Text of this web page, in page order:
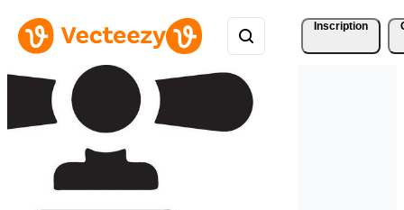
Inscription